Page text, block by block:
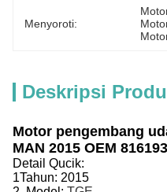
Menyoroti:
Deskripsi
Motor pengembang
MAN 2015 OEM
Detail Qucik:
1Tahun: 2015